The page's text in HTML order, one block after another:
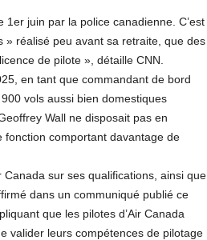
juin par la police canadienne. C’est
» réalisé peu avant sa retraite, que des
de pilote », détaille CNN.
en tant que commandant de bord
vols aussi bien domestiques
Wall ne disposait pas en
fonction comportant davantage de
sur ses qualifications, ainsi que
dans un communiqué publié ce
que les pilotes d’Air Canada
valider leurs compétences de pilotage